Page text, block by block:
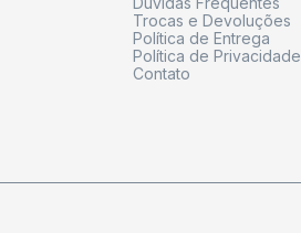
Trocas e Devoluções
Política de Entrega
Política de Privacidade
Contato